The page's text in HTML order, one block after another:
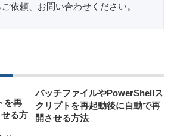
依頼、お問い合わせください。
バッチファイルやPowerShellス
クリプトを再起動後に自動で再
開させる方法